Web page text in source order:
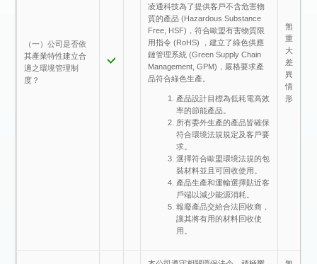
（一）公司是否依
其產業特性建立合
適之環境管理制
度？
凌通科技為了提供客戶不含危害物
質的產品 (Hazardous Substance
Free, HSF)，符合歐盟有害物質限
用指令 (RoHS) ，建立了綠色供應
鏈管理系統 (Green Supply Chain
Management, GPM)，嚴格要求產
品符合綠色生產。
產品設計目標為低耗電高效
率的節能產品。
所有委外生產的產品皆確保
符合環境法規規定及客戶要
求。
選擇符合歐盟環境法規的包
裝材料並且可回收使用。
產品生產和運輸選擇貼近客
戶端以減少能源消耗。
報廢產品交給合法回收商，
讓其將有用的材料回收使
用。
無
重
大
差
異
情
形